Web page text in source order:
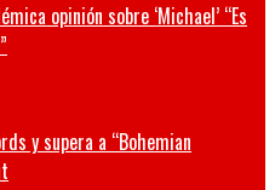
opinión sobre ‘Michael’ “Es
y supera a “Bohemian